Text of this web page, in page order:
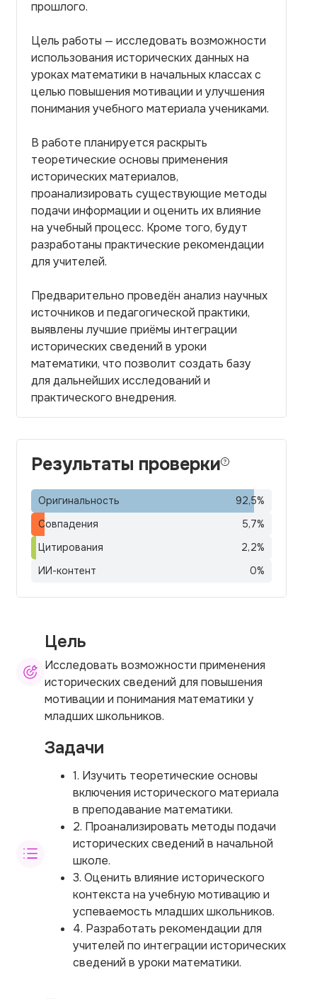
прошлого.
Цель работы — исследовать возможности
использования исторических данных на
уроках математики в начальных классах с
целью повышения мотивации и улучшения
понимания учебного материала учениками.
В работе планируется раскрыть
теоретические основы применения
исторических материалов,
проанализировать существующие методы
подачи информации и оценить их влияние
на учебный процесс. Кроме того, будут
разработаны практические рекомендации
для учителей.
Предварительно проведён анализ научных
источников и педагогической практики,
выявлены лучшие приёмы интеграции
исторических сведений в уроки
математики, что позволит создать базу
для дальнейших исследований и
практического внедрения.
Результаты проверки
Оригинальность 92,5%
Совпадения
5,7%
Цитирования
2,2%
ИИ-контент
0%
Цель
Исследовать возможности применения
исторических сведений для повышения
мотивации и понимания математики у
младших школьников.
Задачи
1. Изучить теоретические основы
включения исторического материала
в преподавание математики.
2. Проанализировать методы подачи
исторических сведений в начальной
школе.
3. Оценить влияние исторического
контекста на учебную мотивацию и
успеваемость младших школьников.
4. Разработать рекомендации для
учителей по интеграции исторических
сведений в уроки математики.